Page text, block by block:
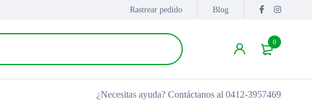
Rastrear pedido Blog
0
¿Necesitas ayuda? Contáctanos al 0412-3957469